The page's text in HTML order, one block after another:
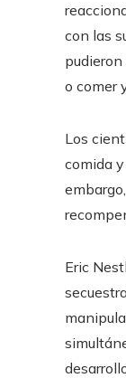
con las
o comer
Los
comida
Eric